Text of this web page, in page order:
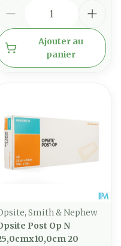
Ajouter au
panier
Smith & Nephew
Post Op N
20